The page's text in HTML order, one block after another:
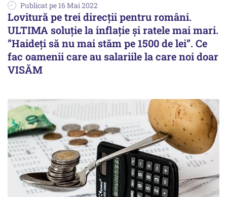
Publicat pe 16 Mai 2022
Lovitură pe trei direcții pentru români.
ULTIMA soluție la inflație și ratele mai mari.
”Haideți să nu mai stăm pe 1500 de lei”. Ce
fac oamenii care au salariile la care noi doar
VISĂM